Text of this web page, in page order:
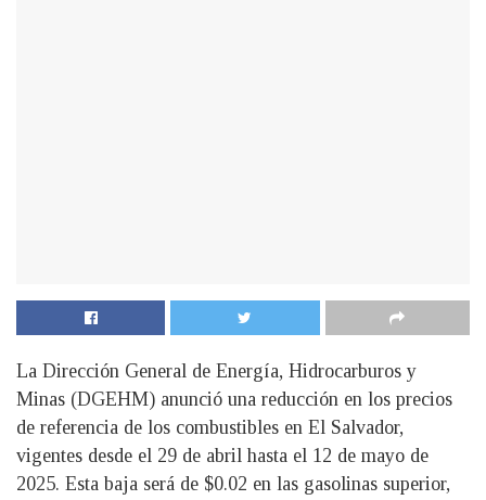
La Dirección General de Energía, Hidrocarburos y
Minas (DGEHM) anunció una reducción en los precios
de referencia de los combustibles en El Salvador,
vigentes desde el 29 de abril hasta el 12 de mayo de
2025. Esta baja será de $0.02 en las gasolinas superior,